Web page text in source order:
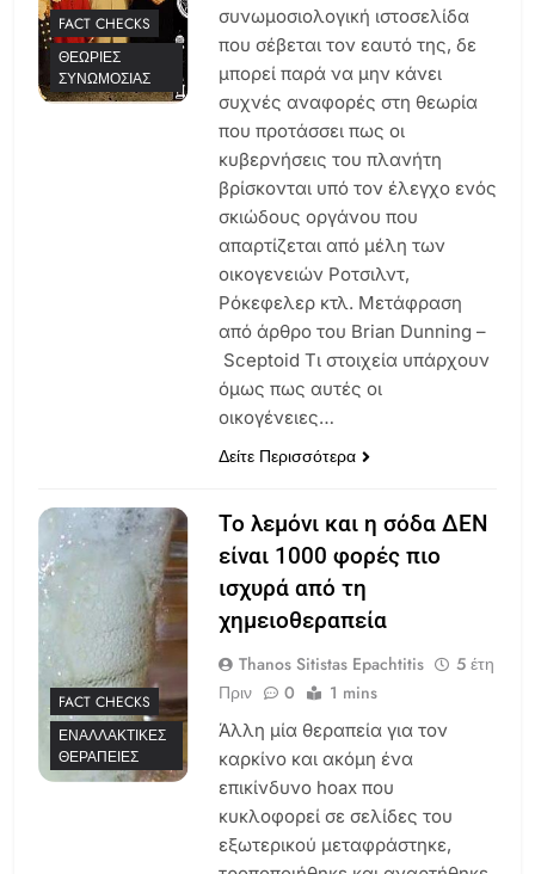
FACT CHECKS
ΘΕΩΡΊΕΣ
ΣΥΝΩΜΟΣΊΑΣ
συνωμοσιολογική ιστοσελίδα
που σέβεται τον εαυτό της, δε
μπορεί παρά να μην κάνει
συχνές αναφορές στη θεωρία
που προτάσσει πως οι
κυβερνήσεις του πλανήτη
βρίσκονται υπό τον έλεγχο ενός
σκιώδους οργάνου που
απαρτίζεται από μέλη των
οικογενειών Ροτσιλντ,
Ρόκεφελερ κτλ. Μετάφραση
από άρθρο του Brian Dunning –
Sceptoid Τι στοιχεία υπάρχουν
όμως πως αυτές οι
οικογένειες…
Δείτε Περισσότερα
FACT CHECKS
ΕΝΑΛΛΑΚΤΙΚΈΣ
ΘΕΡΑΠΕΊΕΣ
Το λεμόνι και η σόδα ΔΕΝ
είναι 1000 φορές πιο
ισχυρά από τη
χημειοθεραπεία
Thanos Sitistas Epachtitis
5 έτη
Πριν
0 1 mins
Άλλη μία θεραπεία για τον
καρκίνο και ακόμη ένα
επικίνδυνο hoax που
κυκλοφορεί σε σελίδες του
εξωτερικού μεταφράστηκε,